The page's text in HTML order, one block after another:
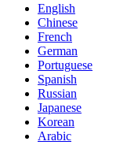
English
Chinese
French
German
Portuguese
Spanish
Russian
Japanese
Korean
Arabic